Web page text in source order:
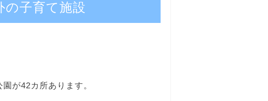
の子育て施設
が42カ所あります。